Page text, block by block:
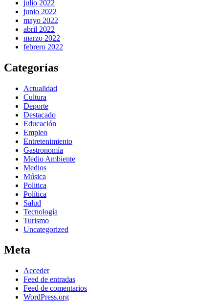
julio 2022
junio 2022
mayo 2022
abril 2022
marzo 2022
febrero 2022
Categorías
Actualidad
Cultura
Deporte
Destacado
Educación
Empleo
Entretenimiento
Gastronomía
Medio Ambiente
Medios
Música
Politica
Política
Salud
Tecnología
Turismo
Uncategorized
Meta
Acceder
Feed de entradas
Feed de comentarios
WordPress.org